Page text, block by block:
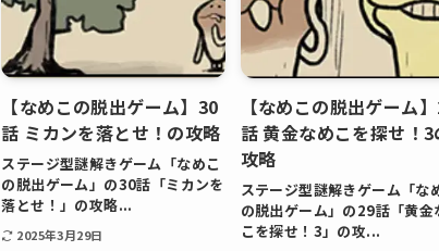
【なめこの脱出ゲーム】30
話 ミカンを落とせ！の攻略
ステージ型謎解きゲーム「なめこ
の脱出ゲーム」の30話「ミカンを
落とせ！」の攻略...
2025年3月29日
【なめこの脱出ゲーム
話 黄金なめこを探せ！3
攻略
ステージ型謎解きゲーム「な
の脱出ゲーム」の29話「黄金
こを探せ！3」の攻...